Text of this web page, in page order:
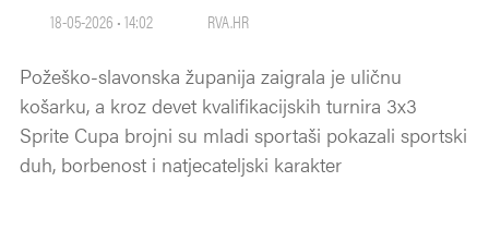
18-05-2026 • 14:02 RVA.HR
Požeško-slavonska županija zaigrala je uličnu
košarku, a kroz devet kvalifikacijskih turnira 3x3
Sprite Cupa brojni su mladi sportaši pokazali sportski
duh, borbenost i natjecateljski karakter